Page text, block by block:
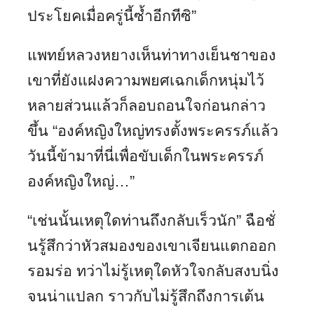
ประโยคเมื่อครู่นี้ซ้ำอีกทีซิ”
แพทย์หลวงหยางเห็นท่าทางเย็นชาของ
เขาที่ยังแฝงความพยศเฉกเด็กหนุ่มไว้
หลายส่วนแล้วก็ลอบถอนใจก่อนกล่าว
ขึ้น “องค์หญิงใหญ่ทรงตั้งพระครรภ์แล้ว
วันนี้ข้ามาที่นี่เพื่อขับเด็กในพระครรภ์
องค์หญิงใหญ่…”
“เช่นนั้นเหตุใดท่านถึงกลับเร็วนัก” ฉือชั่
นรู้สึกว่าหัวสมองของเขาเจียนแตกออก
รอมร่อ ทว่าไม่รู้เหตุใดหัวใจกลับสงบนิ่ง
จนน่าแปลก ราวกับไม่รู้สึกถึงการเต้น